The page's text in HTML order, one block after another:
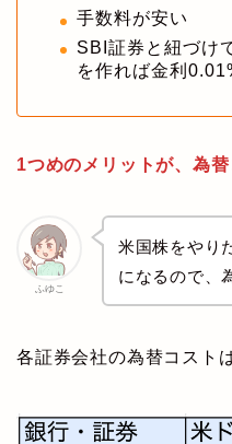
手数料が安い
SBI証券と紐づけ
を作れば金利
1つめのメリットが、為
ふゆこ
米国株をやり
になるので、
各証券会社の為替コスト